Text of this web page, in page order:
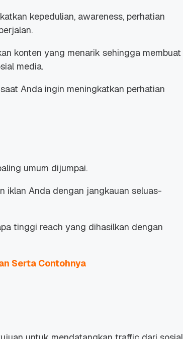
kepedulian, awareness, perhatian
konten yang menarik sehingga membuat
media.
Anda ingin meningkatkan perhatian
umum dijumpai.
iklan Anda dengan jangkauan seluas-
tinggi reach yang dihasilkan dengan
Serta Contohnya